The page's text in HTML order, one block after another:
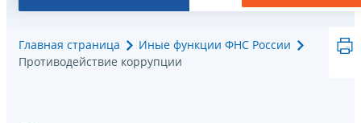
Главная страница
Иные функции ФНС России
Противодействие коррупции